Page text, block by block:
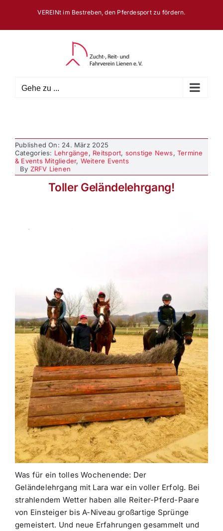
springen
VEREINt im Bestreben, den Pferdesport zu fördern.
Gehe zu ...
Published On: 24. März 2025
Categories: Lehrgänge, Reitsport, sonstige News,Termine
& Events Mitglieder, Weitere Events
By ZRFV Lienen
Toller Geländelehrgang!
Was für ein tolles Wochenende: Der
Geländelehrgang mit Lara war ein voller Erfolg. Bei
strahlendem Wetter haben alle Reiter-Pferd-Paare
von Einsteiger bis A-Niveau großartige Sprünge
gemeistert. Und neue Erfahrungen gesammelt und